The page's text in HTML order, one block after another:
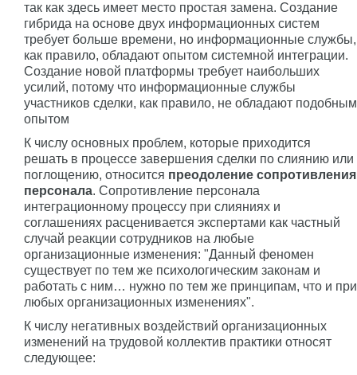
так как здесь имеет место простая замена. Создание
гибрида на основе двух информационных систем
требует больше времени, но информационные службы,
как правило, обладают опытом системной интеграции.
Создание новой платформы требует наибольших
усилий, потому что информационные службы
участников сделки, как правило, не обладают подобным
опытом
К числу основных проблем, которые приходится
решать в процессе завершения сделки по слиянию или
поглощению, относится преодоление сопротивления
персонала. Сопротивление персонала
интеграционному процессу при слияниях и
соглашениях расценивается экспертами как частный
случай реакции сотрудников на любые
организационные изменения: "Данный феномен
существует по тем же психологическим законам и
работать с ним… нужно по тем же принципам, что и при
любых организационных изменениях".
К числу негативных воздействий организационных
изменений на трудовой коллектив практики относят
следующее: